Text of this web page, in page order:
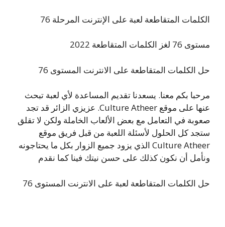
الكلمات المتقاطعة لعبة على الإنترنت المرحلة 76
مستوى 76 لغز الكلمات المتقاطعة 2022
حل الكلمات المتقاطعة على الانترنت المستوى 76
مرحبا بكم معنا. يسعدنا تقديم المساعدة لأي لعبة تبحث
عنها على موقع Culture Atheer. عزيزي الزائر قد تجد
صعوبة في التعامل مع بعض الألعاب الخاملة ولكن لا تقلق
ستجد كل الحلول لأسئلة اللعبة من قبل فريق موقع
Culture Atheer الذي يزود جميع الزوار بكل ما يحتاجونه
ونأمل أن نكون كذلك على حسن نيتك فينا كما نقدم
حل الكلمات المتقاطعة لعبة على الانترنت المستوى 76